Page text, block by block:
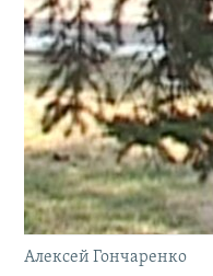
Алексей Гончаренко